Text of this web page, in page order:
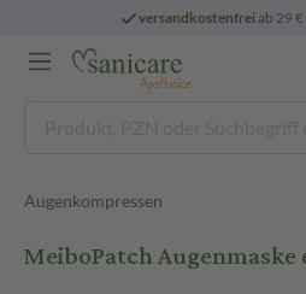
versandkostenfreiab 29
Augenkompressen
MeiboPatch